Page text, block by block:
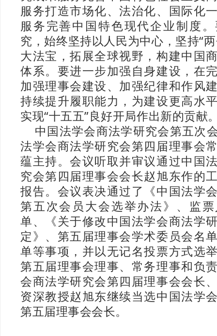
服务打造市场化、法治化、国际化
服务完善中国特色现代企业制度
究，始终坚持以人民为中心，坚持“
大法宝，拓展全球视野，构建中国
体系。要进一步加强自身建设，在
加强理事会建设、加强纪律和作风
持续提升履职能力，为建设更高水
实现“十五五”良好开局作出新的贡献
中国法学会商法学研究会第五次
法学会商法学研究会第四届理事会
蕴主持。会议听取并审议通过中国
究会第四届理事会会长赵旭东作的
报告。会议表决通过了《中国法学
第五次会员大会选举办法》、监
单、《关于修改中国法学会商法学
定》、第五届理事会学术委员会名
单等事项，并以无记名投票方式选
第五届理事会理事、常务理事和负
会商法学研究会第四届理事会会长
资深教授赵旭东继续当选中国法学
第五届理事会会长。